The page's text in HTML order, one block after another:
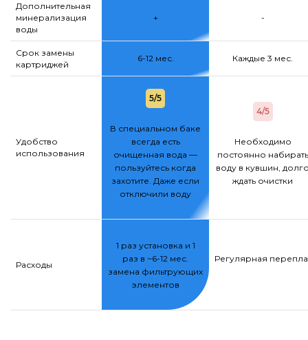
Дополнительная
минерализация
воды
+ -
Срок замены
картриджей
6-12 мес. Каждые 3 мес.
Удобство
использования
5/5
В специальном баке
всегда есть
очищенная вода —
пользуйтесь когда
захотите. Даже если
отключили воду
4/5
Необходимо
постоянно набирать
воду в кувшин,
ждать очистки
Расходы
1 раз установка и 1
раз в ~6-12 мес.
замена фильтрующих
элементов
Регулярная